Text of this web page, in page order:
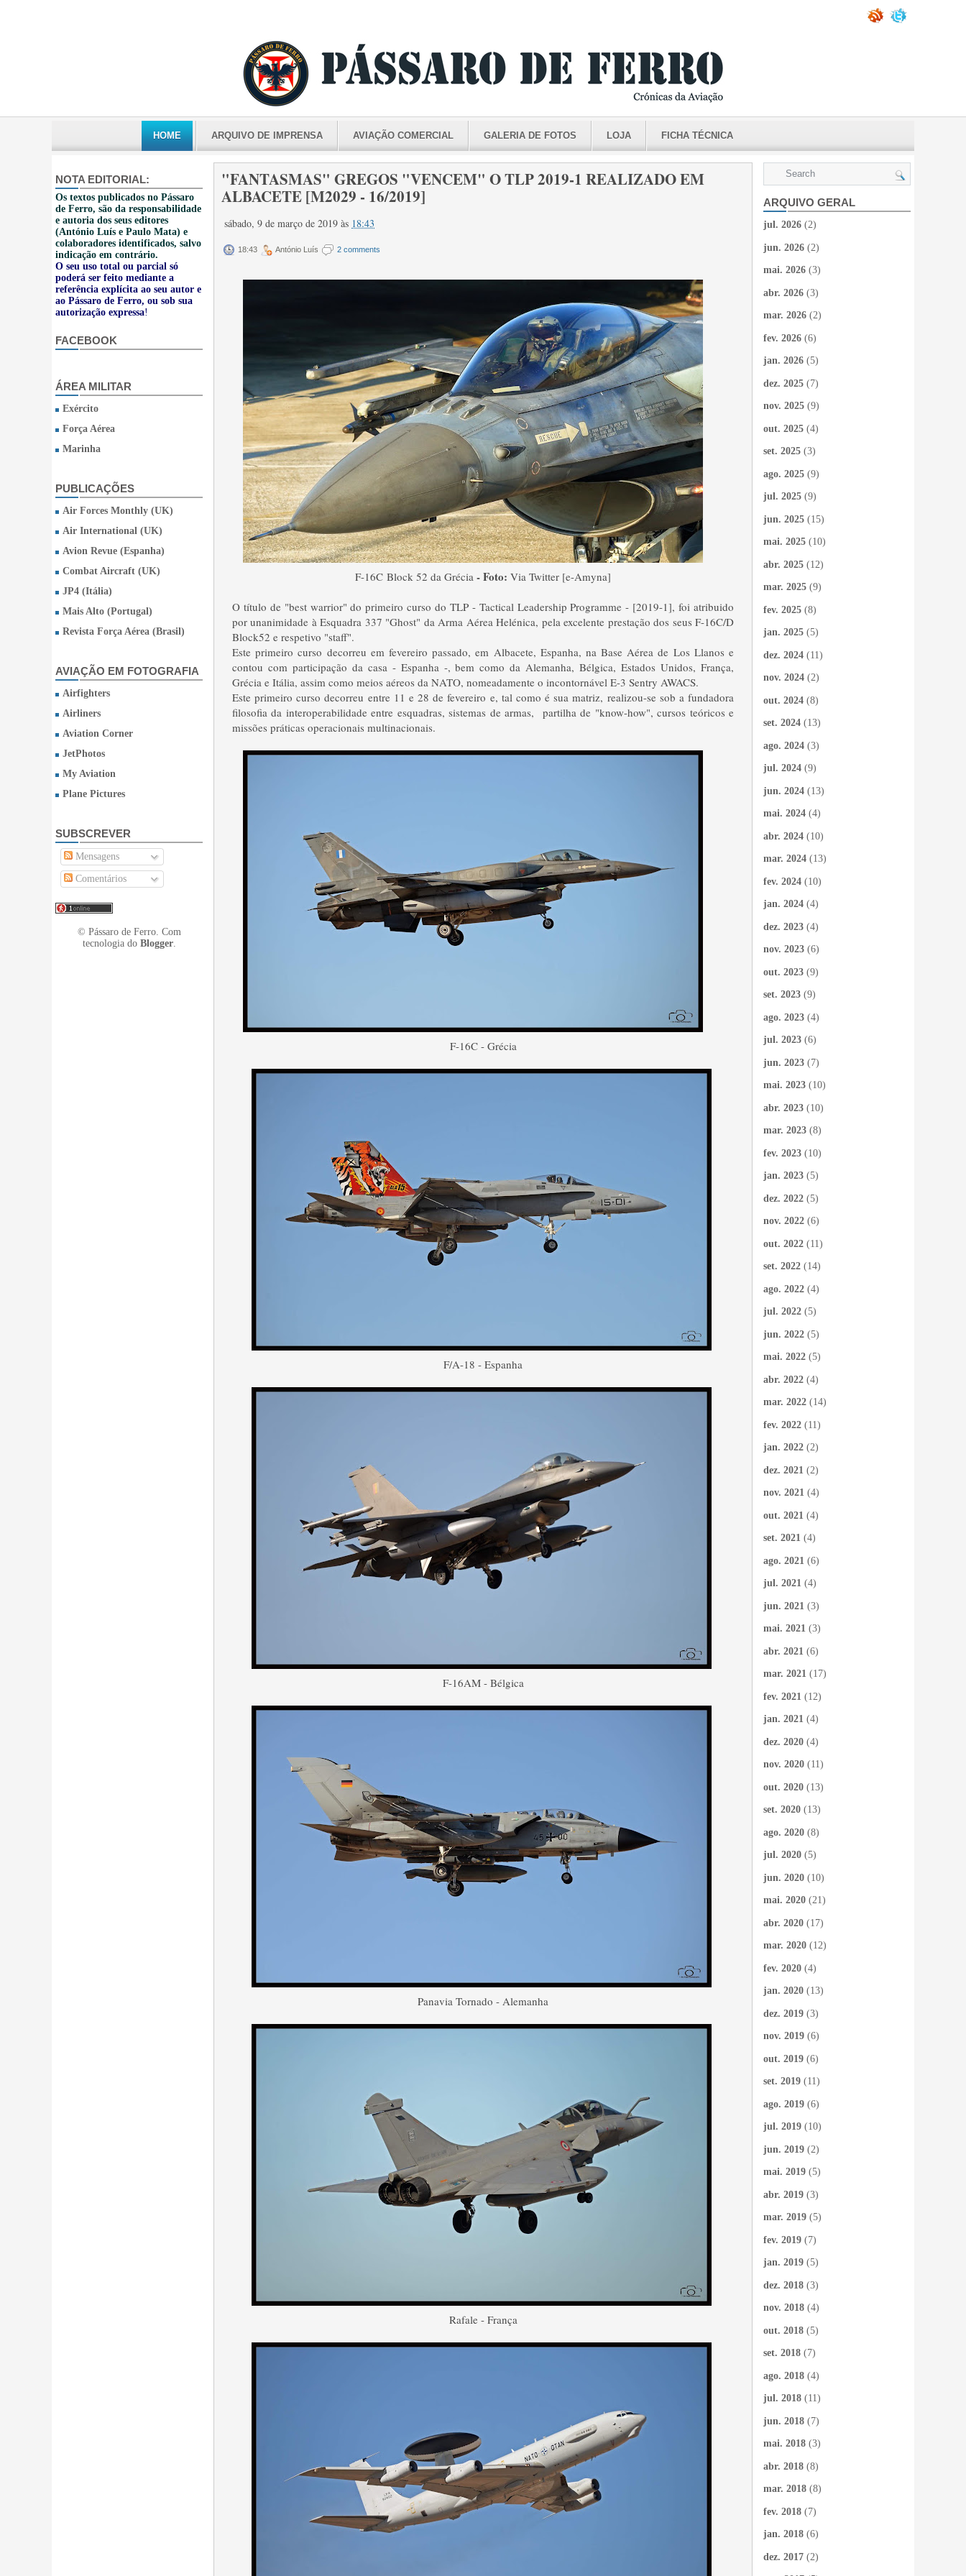
HOME ARQUIVO DE IMPRENSA AVIAÇÃO COMERCIAL GALERIA DE FOTOS LOJA FICHA TÉCNICA
NOTA EDITORIAL:
Os textos publicados no Pássaro
de Ferro, são da responsabilidade
e autoria dos seus editores
(António Luís e Paulo Mata) e
colaboradores identificados, salvo
indicação em contrário.
O seu uso total ou parcial só
poderá ser feito mediante a
referência explícita ao seu autor e
ao Pássaro de Ferro, ou sob sua
autorização expressa!
FACEBOOK
ÁREA MILITAR
Exército
Força Aérea
Marinha
PUBLICAÇÕES
Air Forces Monthly (UK)
Air International (UK)
Avion Revue (Espanha)
Combat Aircraft (UK)
JP4 (Itália)
Mais Alto (Portugal)
Revista Força Aérea (Brasil)
AVIAÇÃO EM FOTOGRAFIA
Airfighters
Airliners
Aviation Corner
JetPhotos
My Aviation
Plane Pictures
SUBSCREVER
Mensagens
Comentários
© Pássaro de Ferro. Com
tecnologia do Blogger.
"FANTASMAS" GREGOS "VENCEM" O TLP 2019-1 REALIZADO EM
ALBACETE [M2029 - 16/2019]
sábado, 9 de março de 2019 às 18:43
18:43 António Luís 2 comments
F-16C Block 52 da Grécia - Foto: Via Twitter [e-Amyna]
O título de "best warrior" do primeiro curso do TLP - Tactical Leadership Programme - [2019-1], foi atribuido
por unanimidade à Esquadra 337 "Ghost" da Arma Aérea Helénica, pela excelente prestação dos seus F-16C/D
Block52 e respetivo "staff".
Este primeiro curso decorreu em fevereiro passado, em Albacete, Espanha, na Base Aérea de Los Llanos e
contou com participação da casa - Espanha -, bem como da Alemanha, Bélgica, Estados Unidos, França,
Grécia e Itália, assim como meios aéreos da NATO, nomeadamente o incontornável E-3 Sentry AWACS.
Este primeiro curso decorreu entre 11 e 28 de fevereiro e, tal como é sua matriz, realizou-se sob a fundadora
filosofia da interoperabilidade entre esquadras, sistemas de armas, partilha de "know-how", cursos teóricos e
missões práticas operacionais multinacionais.
F-16C - Grécia
F/A-18 - Espanha
F-16AM - Bélgica
Panavia Tornado - Alemanha
Rafale - França
ARQUIVO GERAL
jul. 2026 (2)
jun. 2026 (2)
mai. 2026 (3)
abr. 2026 (3)
mar. 2026 (2)
fev. 2026 (6)
jan. 2026 (5)
dez. 2025 (7)
nov. 2025 (9)
out. 2025 (4)
set. 2025 (3)
ago. 2025 (9)
jul. 2025 (9)
jun. 2025 (15)
mai. 2025 (10)
abr. 2025 (12)
mar. 2025 (9)
fev. 2025 (8)
jan. 2025 (5)
dez. 2024 (11)
nov. 2024 (2)
out. 2024 (8)
set. 2024 (13)
ago. 2024 (3)
jul. 2024 (9)
jun. 2024 (13)
mai. 2024 (4)
abr. 2024 (10)
mar. 2024 (13)
fev. 2024 (10)
jan. 2024 (4)
dez. 2023 (4)
nov. 2023 (6)
out. 2023 (9)
set. 2023 (9)
ago. 2023 (4)
jul. 2023 (6)
jun. 2023 (7)
mai. 2023 (10)
abr. 2023 (10)
mar. 2023 (8)
fev. 2023 (10)
jan. 2023 (5)
dez. 2022 (5)
nov. 2022 (6)
out. 2022 (11)
set. 2022 (14)
ago. 2022 (4)
jul. 2022 (5)
jun. 2022 (5)
mai. 2022 (5)
abr. 2022 (4)
mar. 2022 (14)
fev. 2022 (11)
jan. 2022 (2)
dez. 2021 (2)
nov. 2021 (4)
out. 2021 (4)
set. 2021 (4)
ago. 2021 (6)
jul. 2021 (4)
jun. 2021 (3)
mai. 2021 (3)
abr. 2021 (6)
mar. 2021 (17)
fev. 2021 (12)
jan. 2021 (4)
dez. 2020 (4)
nov. 2020 (11)
out. 2020 (13)
set. 2020 (13)
ago. 2020 (8)
jul. 2020 (5)
jun. 2020 (10)
mai. 2020 (21)
abr. 2020 (17)
mar. 2020 (12)
fev. 2020 (4)
jan. 2020 (13)
dez. 2019 (3)
nov. 2019 (6)
out. 2019 (6)
set. 2019 (11)
ago. 2019 (6)
jul. 2019 (10)
jun. 2019 (2)
mai. 2019 (5)
abr. 2019 (3)
mar. 2019 (5)
fev. 2019 (7)
jan. 2019 (5)
dez. 2018 (3)
nov. 2018 (4)
out. 2018 (5)
set. 2018 (7)
ago. 2018 (4)
jul. 2018 (11)
jun. 2018 (7)
mai. 2018 (3)
abr. 2018 (8)
mar. 2018 (8)
fev. 2018 (7)
jan. 2018 (6)
dez. 2017 (2)